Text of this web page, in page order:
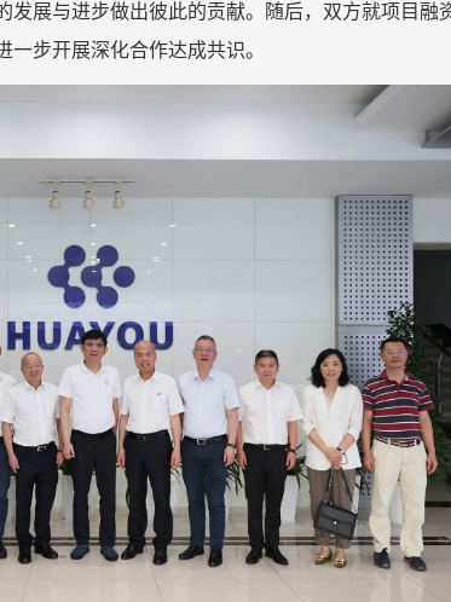
发展与进步做出彼此的贡献。随后，双方就项目融
步开展深化合作达成共识。